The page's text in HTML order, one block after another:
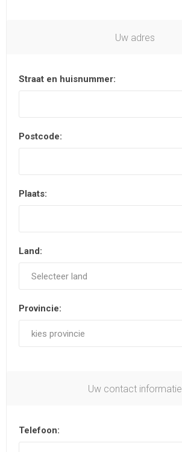
Uw adres
Straat en huisnummer:
Postcode:
Plaats:
Land:
Provincie:
Uw contact informatie
Telefoon: